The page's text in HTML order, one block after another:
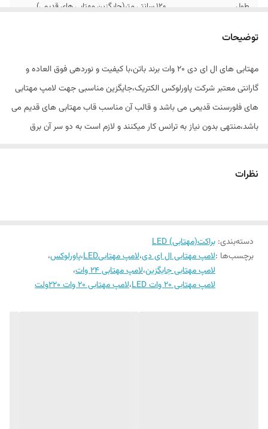
طول ۱۲۰ سانتی متر(جایگزین مهتابی های قدیمی)
نوع لامپ
ولتاژ ورودی
توان 24 وات
توضیحات
مهتابی های ال ای دی 20 وات برند باتن،با کیفیت و نوردهی فوق العاده و
گارانتی معتبر شرکت پاورلوکس الکتریک،جایگزین مناسبی جهت لامپ مهتابی
های فلورسنت قدیمی می باشد و قالب آن مناسب قاب مهتابی های قدیم می
باشد،منتهی بدون نیاز به ترانس کار میکنند و لازم است به دو سر آن برق
نظرات
دسته‌بندی: براکت(مهتابی) LED
برچسب‌ها :لامپ مهتابی ال ای دی،لامپ مهتابیLED ،پاورلوکس،
لامپ مهتابی جایگزین،لامپ مهتابی ۲۴ وات
،
لامپ مهتابی 20 وات LED
،لامپ مهتابی 20 وات 220ولت